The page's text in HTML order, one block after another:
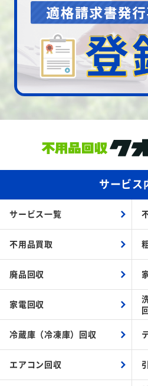
サービス
サービス一覧
不用品買取
廃品回収
家電回収
冷蔵庫（冷凍庫）回収
エアコン回収